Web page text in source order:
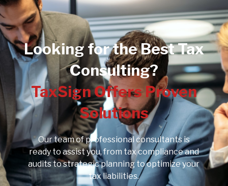
Looking for the Best Tax
Consulting?
TaxSign Offers Proven
Solutions
Our team of professional consultants is
ready to assist you, from tax compliance and
audits to strategic planning to optimize your
tax liabilities.